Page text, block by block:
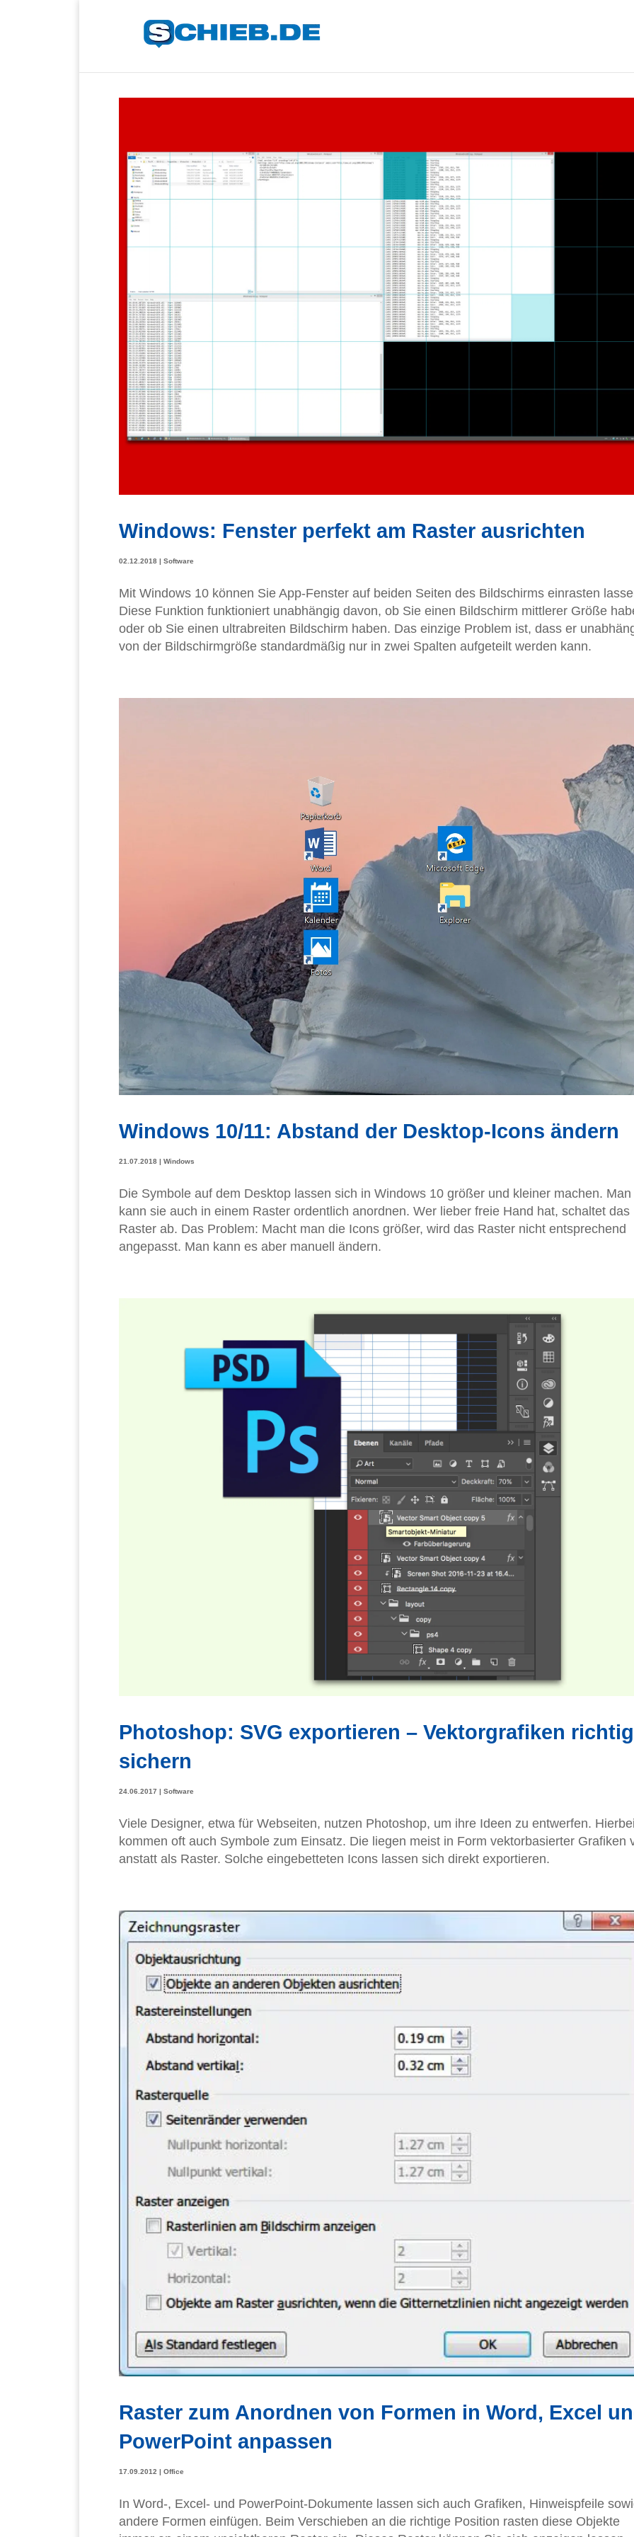
Windows: Fenster perfekt am Raster ausrichten
02.12.2018 | Software
Mit Windows 10 können Sie App-Fenster auf beiden Seiten des Bildschirms einrasten
Diese Funktion funktioniert unabhängig davon, ob Sie einen Bildschirm mittlerer Größe
oder ob Sie einen ultrabreiten Bildschirm haben. Das einzige Problem ist, dass er
von der Bildschirmgröße standardmäßig nur in zwei Spalten aufgeteilt werden kann.
Windows 10/11: Abstand der Desktop-Icons ändern
21.07.2018 | Windows
Die Symbole auf dem Desktop lassen sich in Windows 10 größer und kleiner machen. Man
kann sie auch in einem Raster ordentlich anordnen. Wer lieber freie Hand hat, schaltet das
Raster ab. Das Problem: Macht man die Icons größer, wird das Raster nicht entsprechend
angepasst. Man kann es aber manuell ändern.
Photoshop: SVG exportieren – Vektorgrafiken richtig
sichern
24.06.2017 | Software
Viele Designer, etwa für Webseiten, nutzen Photoshop, um ihre Ideen zu entwerfen. Hierbei
kommen oft auch Symbole zum Einsatz. Die liegen meist in Form vektorbasierter Grafiken
anstatt als Raster. Solche eingebetteten Icons lassen sich direkt exportieren.
Raster zum Anordnen von Formen in Word, Excel
PowerPoint anpassen
17.09.2012 | Office
In Word-, Excel- und PowerPoint-Dokumente lassen sich auch Grafiken, Hinweispfeile
andere Formen einfügen. Beim Verschieben an die richtige Position rasten diese Objekte